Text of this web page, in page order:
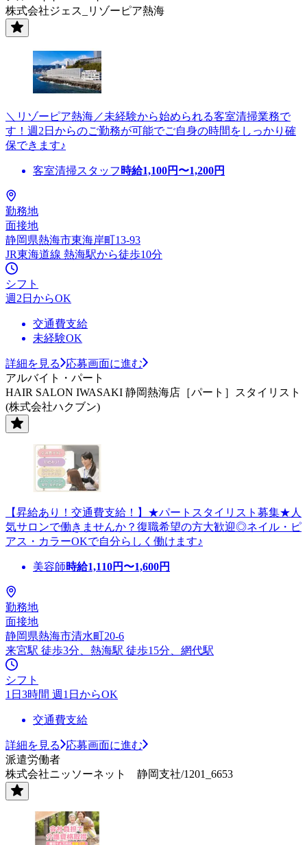
株式会社ジェス_リゾーピア熱海
＼リゾーピア熱海／未経験から始められる客室清掃業務で
す！週2日からのご勤務が可能でご自身の時間をしっかり確
保できます♪
客室清掃スタッフ 時給1,100円〜1,200円
勤務地
面接地
静岡県熱海市東海岸町13-93
JR東海道線 熱海駅から徒歩10分
シフト
週2日からOK
交通費支給
未経験OK
詳細を見る
応募画面に進む
アルバイト・パート
HAIR SALON IWASAKI 静岡熱海店［パート］スタイリスト
(株式会社ハクブン)
【昇給あり！交通費支給！】★パートスタイリスト募集★人
気サロンで働きませんか？復職希望の方大歓迎◎ネイル・ピ
アス・カラーOKで自分らしく働けます♪
美容師時給1,110円〜1,600円
勤務地
面接地
静岡県熱海市清水町20-6
来宮駅 徒歩3分、熱海駅 徒歩15分、網代駅
シフト
1日3時間 週1日からOK
交通費支給
詳細を見る
応募画面に進む
派遣労働者
株式会社ニッソーネット 静岡支社/1201_6653